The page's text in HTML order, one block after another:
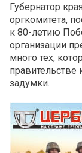
Губернатор
оргкомитета,
к 80-летию
организации
много тех,
задумки.